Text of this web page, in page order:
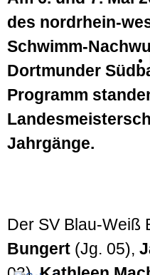
des nordrhein-
Schwimm-
Dortmunder
Programm
Jahrgänge.
Der SV Blau-Weiß
Bungert (Jg. 05),